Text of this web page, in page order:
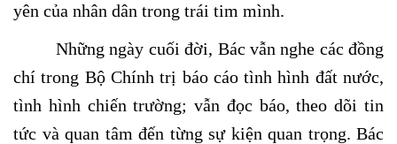
yên của nhân dân trong trái tim mình.
Những ngày cuối đời, Bác vẫn nghe các đồng
chí trong Bộ Chính trị báo cáo tình hình đất nước,
tình hình chiến trường; vẫn đọc báo, theo dõi tin
tức và quan tâm đến từng sự kiện quan trọng. Bác